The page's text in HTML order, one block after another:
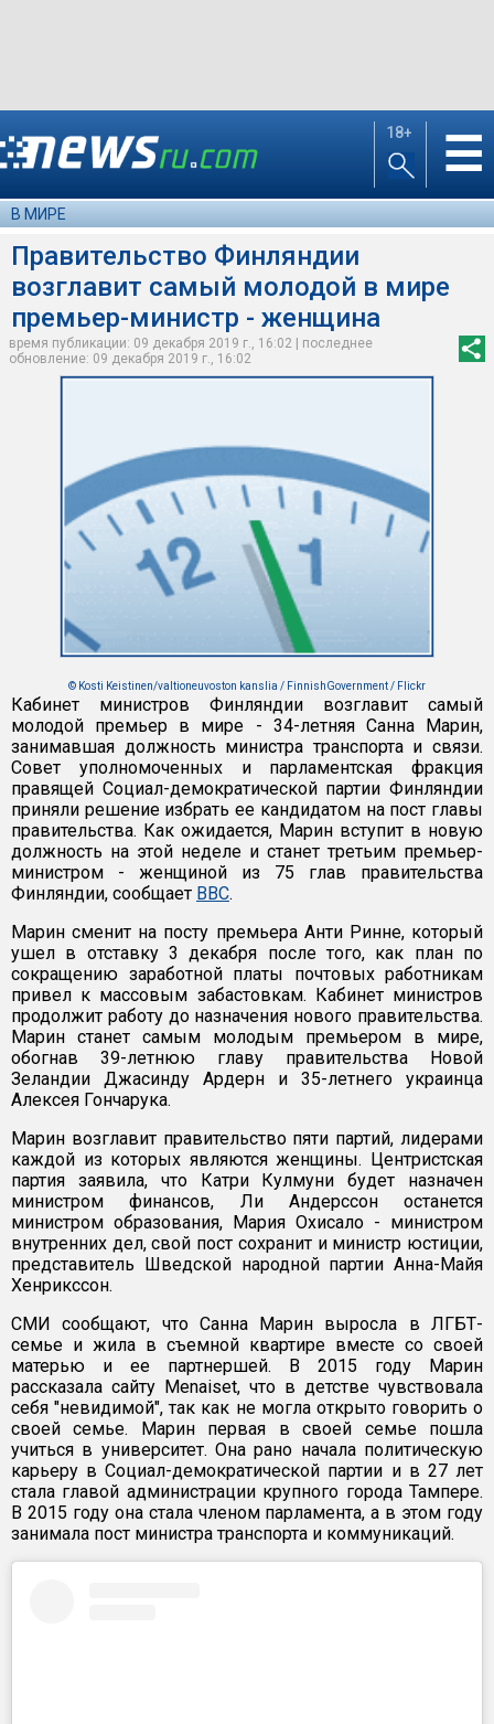
18+ ☰
В МИРЕ
Правительство Финляндии
возглавит самый молодой в мире
премьер-министр - женщина
время публикации: 09 декабря 2019 г., 16:02 | последнее
обновление: 09 декабря 2019 г., 16:02
© Kosti Keistinen/valtioneuvoston kanslia / FinnishGovernment / Flickr
Кабинет министров Финляндии возглавит самый
молодой премьер в мире - 34-летняя Санна Марин,
занимавшая должность министра транспорта и связи.
Совет уполномоченных и парламентская фракция
правящей Социал-демократической партии Финляндии
приняли решение избрать ее кандидатом на пост главы
правительства. Как ожидается, Марин вступит в новую
должность на этой неделе и станет третьим премьер-
министром - женщиной из 75 глав правительства
Финляндии, сообщает BBC.
Марин сменит на посту премьера Анти Ринне, который
ушел в отставку 3 декабря после того, как план по
сокращению заработной платы почтовых работникам
привел к массовым забастовкам. Кабинет министров
продолжит работу до назначения нового правительства.
Марин станет самым молодым премьером в мире,
обогнав 39-летнюю главу правительства Новой
Зеландии Джасинду Ардерн и 35-летнего украинца
Алексея Гончарука.
Марин возглавит правительство пяти партий, лидерами
каждой из которых являются женщины. Центристская
партия заявила, что Катри Кулмуни будет назначен
министром финансов, Ли Андерссон останется
министром образования, Мария Охисало - министром
внутренних дел, свой пост сохранит и министр юстиции,
представитель Шведской народной партии Анна-Майя
Хенрикссон.
СМИ сообщают, что Санна Марин выросла в ЛГБТ-
семье и жила в съемной квартире вместе со своей
матерью и ее партнершей. В 2015 году Марин
рассказала сайту Menaiset, что в детстве чувствовала
себя "невидимой", так как не могла открыто говорить о
своей семье. Марин первая в своей семье пошла
учиться в университет. Она рано начала политическую
карьеру в Социал-демократической партии и в 27 лет
стала главой администрации крупного города Тампере.
В 2015 году она стала членом парламента, а в этом году
занимала пост министра транспорта и коммуникаций.